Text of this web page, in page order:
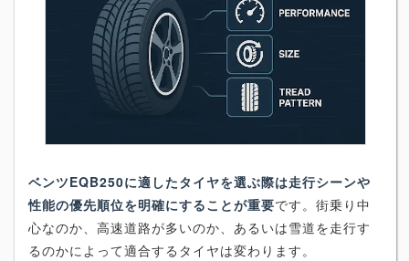
ベンツEQB250に適したタイヤを選ぶ際は走行シーンや
性能の優先順位を明確にすることが重要です。街乗り中
心なのか、高速道路が多いのか、あるいは雪道を走行す
るのかによって適合するタイヤは変わります。